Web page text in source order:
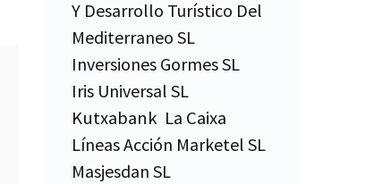
Y Desarrollo Turístico Del
Mediterraneo SL
Inversiones Gormes SL
Iris Universal SL
Kutxabank La Caixa
Líneas Acción Marketel SL
Masjesdan SL